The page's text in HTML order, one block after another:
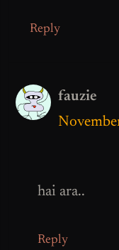
Reply
fauzie
hai ara..
Reply